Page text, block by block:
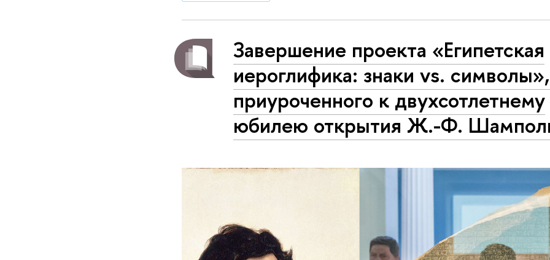
Завершение проекта «Египетская
иероглифика: знаки vs. символы»,
приуроченного к двухсотлетнему
юбилею открытия Ж.-Ф.